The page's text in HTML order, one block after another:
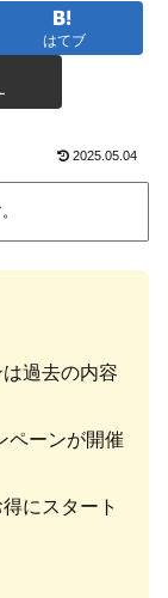
はてブ
2025.05.04
過去の内容
ペーンが開催
にスタート